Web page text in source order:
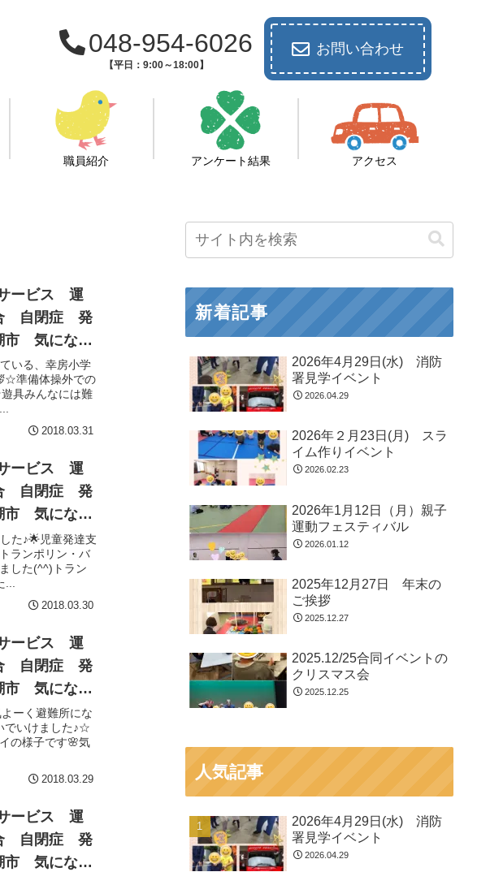
048-954-6026
【平日：9:00～18:00】
お問い合わせ
職員紹介 アンケート結果 アクセス
ービス 運
自閉症 発
気になる
いる、幸房小学
☆準備体操外での
具みんなには難
2018.03.31
ービス 運
自閉症 発
気になる
た♪🌟児童発達支
ランポリン・バ
した(^^)トラン
2018.03.30
ービス 運
自閉症 発
気になる
ーく避難所にな
でいけました♪☆
の様子です🌸気
2018.03.29
ービス 運
自閉症 発
気になる
新着記事
2026年4月29日(水) 消防
署見学イベント
2026.04.29
2026年２月23日(月) スラ
イム作りイベント
2026.02.23
2026年1月12日（月）親子
運動フェスティバル
2026.01.12
2025年12月27日 年末の
ご挨拶
2025.12.27
2025.12/25合同イベントの
クリスマス会
2025.12.25
人気記事
2026年4月29日(水) 消防
署見学イベント
2026.04.29